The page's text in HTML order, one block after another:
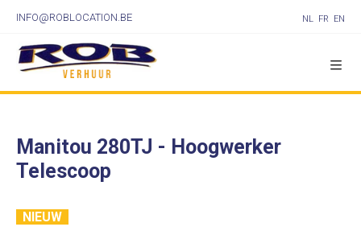
INFO@ROBLOCATION.BE NL FR EN
Manitou 280TJ - Hoogwerker
Telescoop
NIEUW